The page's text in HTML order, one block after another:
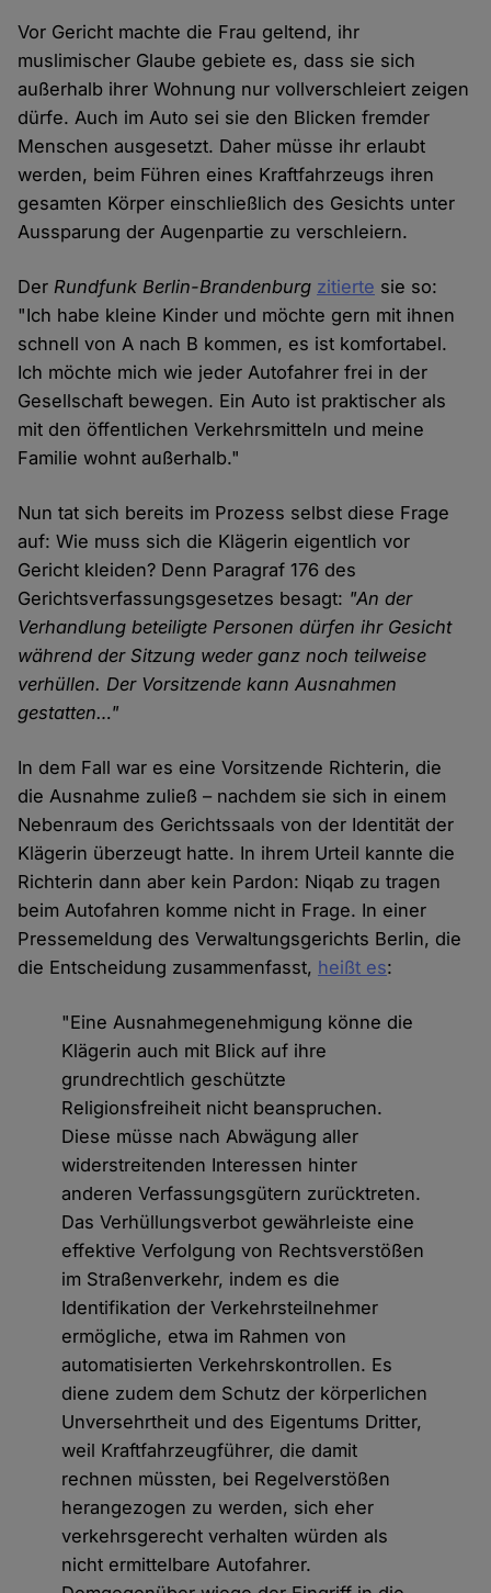
Vor Gericht machte die Frau geltend, ihr
muslimischer Glaube gebiete es, dass sie sich
außerhalb ihrer Wohnung nur vollverschleiert zeigen
dürfe. Auch im Auto sei sie den Blicken fremder
Menschen ausgesetzt. Daher müsse ihr erlaubt
werden, beim Führen eines Kraftfahrzeugs ihren
gesamten Körper einschließlich des Gesichts unter
Aussparung der Augenpartie zu verschleiern.
DerRundfunk Berlin-Brandenburg zitierte sie so:
"Ich habe kleine Kinder und möchte gern mit ihnen
schnell von A nach B kommen, es ist komfortabel.
Ich möchte mich wie jeder Autofahrer frei in der
Gesellschaft bewegen. Ein Auto ist praktischer als
mit den öffentlichen Verkehrsmitteln und meine
Familie wohnt außerhalb."
Nun tat sich bereits im Prozess selbst diese Frage
auf: Wie muss sich die Klägerin eigentlich vor
Gericht kleiden? Denn Paragraf 176 des
Gerichtsverfassungsgesetzes besagt: "An der
Verhandlung beteiligte Personen dürfen ihr Gesicht
während der Sitzung weder ganz noch teilweise
verhüllen. Der Vorsitzende kann Ausnahmen
gestatten…"
In dem Fall war es eine Vorsitzende Richterin, die
die Ausnahme zuließ – nachdem sie sich in einem
Nebenraum des Gerichtssaals von der Identität der
Klägerin überzeugt hatte. In ihrem Urteil kannte die
Richterin dann aber kein Pardon: Niqab zu tragen
beim Autofahren komme nicht in Frage. In einer
Pressemeldung des Verwaltungsgerichts Berlin, die
die Entscheidung zusammenfasst, heißt es:
"Eine Ausnahmegenehmigung könne die
Klägerin auch mit Blick auf ihre
grundrechtlich geschützte
Religionsfreiheit nicht beanspruchen.
Diese müsse nach Abwägung aller
widerstreitenden Interessen hinter
anderen Verfassungsgütern zurücktreten.
Das Verhüllungsverbot gewährleiste eine
effektive Verfolgung von Rechtsverstößen
im Straßenverkehr, indem es die
Identifikation der Verkehrsteilnehmer
ermögliche, etwa im Rahmen von
automatisierten Verkehrskontrollen. Es
diene zudem dem Schutz der körperlichen
Unversehrtheit und des Eigentums Dritter,
weil Kraftfahrzeugführer, die damit
rechnen müssten, bei Regelverstößen
herangezogen zu werden, sich eher
verkehrsgerecht verhalten würden als
nicht ermittelbare Autofahrer.